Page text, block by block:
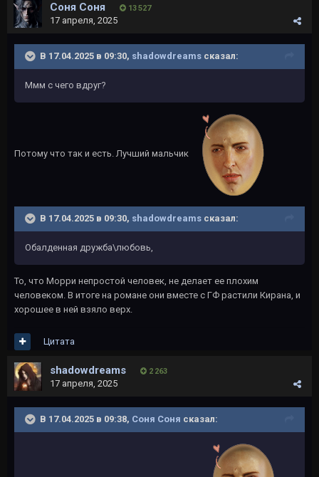
Соня Соня 13 527
17 апреля, 2025
В 17.04.2025 в 09:30, shadowdreams сказал:
Ммм с чего вдруг?
Потому что так и есть. Лучший мальчик
В 17.04.2025 в 09:30, shadowdreams сказал:
Обалденная дружба\любовь,
То, что Морри непростой человек, не делает ее плохим
человеком. В итоге на романе они вместе с ГФ растили Кирана, и
хорошее в ней взяло верх.
Цитата
shadowdreams 2 263
17 апреля, 2025
В 17.04.2025 в 09:38, Соня Соня сказал: